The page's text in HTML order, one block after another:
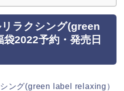
ラクシング(green
2022予約・発売日
ング(green label relaxing）